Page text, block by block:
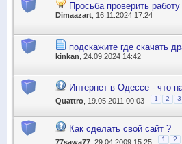
Просьба проверить работу
Dimaazart , 16.11.2024 17:24
подскажите где скачать
kinkan , 24.09.2024 14:42
Интернет в Одессе - что
Quattro , 19.05.2011 00:03 1 2 3
Как сделать свой сайт ?
77sawa77 , 29.04.2009 15:25 1 2